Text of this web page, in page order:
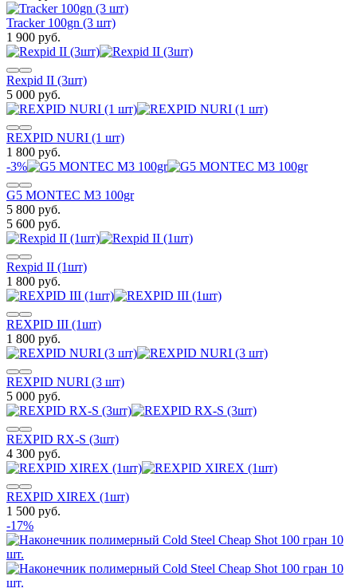
Tracker 100gn (3 шт)
1 900 руб.
Rexpid II (3шт)
5 000 руб.
REXPID NURI (1 шт)
1 800 руб.
-3%
G5 MONTEC M3 100gr
5 800 руб.
5 600 руб.
Rexpid II (1шт)
1 800 руб.
REXPID III (1шт)
1 800 руб.
REXPID NURI (3 шт)
5 000 руб.
REXPID RX-S (3шт)
4 300 руб.
REXPID XIREX (1шт)
1 500 руб.
-17%